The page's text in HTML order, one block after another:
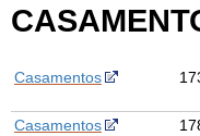
Casamentos
Casamentos